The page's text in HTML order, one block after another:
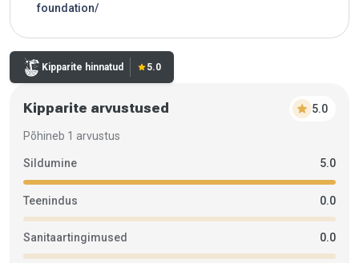
foundation/
Kipparite hinnatud starHinnang:
5.0
Kipparite arvustused star 5.0
Põhineb 1 arvustus
Sildumine 5.0
Teenindus 0.0
Sanitaartingimused 0.0